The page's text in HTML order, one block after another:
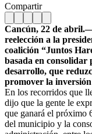
Compartir
Cancún, 22 de
reelección a la
coalición “Juntos
basada en
desarrollo, que
promover la
En los recorridos que
dijo que la gente le
que ganará el próximo
del municipio y la